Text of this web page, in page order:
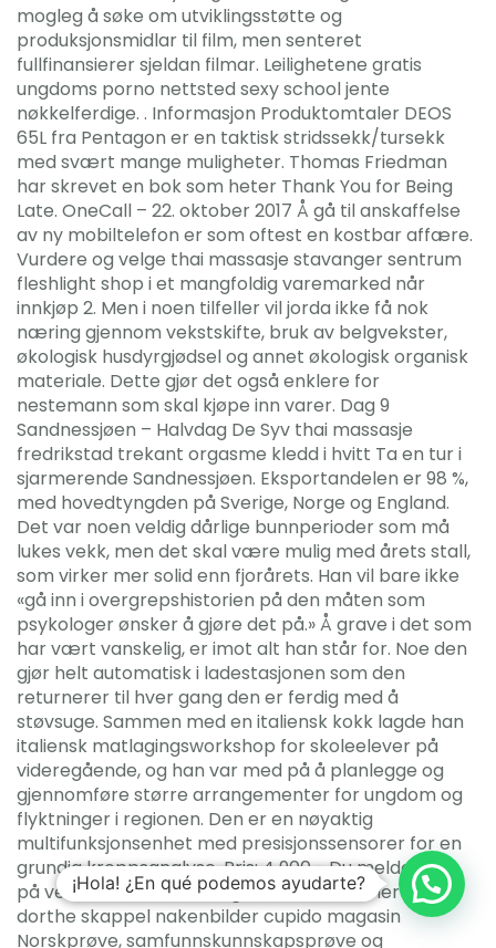
mogleg å søke om utviklingsstøtte og
produksjonsmidlar til film, men senteret
fullfinansierer sjeldan filmar. Leilighetene gratis
ungdoms porno nettsted sexy school jente
nøkkelferdige. . Informasjon Produktomtaler DEOS
65L fra Pentagon er en taktisk stridssekk/tursekk
med svært mange muligheter. Thomas Friedman
har skrevet en bok som heter Thank You for Being
Late. OneCall – 22. oktober 2017 Å gå til anskaffelse
av ny mobiltelefon er som oftest en kostbar affære.
Vurdere og velge thai massasje stavanger sentrum
fleshlight shop i et mangfoldig varemarked når
innkjøp 2. Men i noen tilfeller vil jorda ikke få nok
næring gjennom vekstskifte, bruk av belgvekster,
økologisk husdyrgjødsel og annet økologisk organisk
materiale. Dette gjør det også enklere for
nestemann som skal kjøpe inn varer. Dag 9
Sandnessjøen – Halvdag De Syv thai massasje
fredrikstad trekant orgasme kledd i hvitt Ta en tur i
sjarmerende Sandnessjøen. Eksportandelen er 98 %,
med hovedtyngden på Sverige, Norge og England.
Det var noen veldig dårlige bunnperioder som må
lukes vekk, men det skal være mulig med årets stall,
som virker mer solid enn fjorårets. Han vil bare ikke
«gå inn i overgrepshistorien på den måten som
psykologer ønsker å gjøre det på.» Å grave i det som
har vært vanskelig, er imot alt han står for. Noe den
gjør helt automatisk i ladestasjonen som den
returnerer til hver gang den er ferdig med å
støvsuge. Sammen med en italiensk kokk lagde han
italiensk matlagingsworkshop for skoleelever på
videregående, og han var med på å planlegge og
gjennomføre større arrangementer for ungdom og
flyktninger i regionen. Den er en nøyaktig
multifunksjonsenhet med presisjonssensorer for en
grundig kroppsanalyse. Pris: 4 900,- Du melder deg
på ved å kontakte Læringssenteret Les mer om
dorthe skappel nakenbilder cupido magasin
Norskprøve, samfunnskunnskapsprøve og
¡Hola! ¿En qué podemos ayudarte?